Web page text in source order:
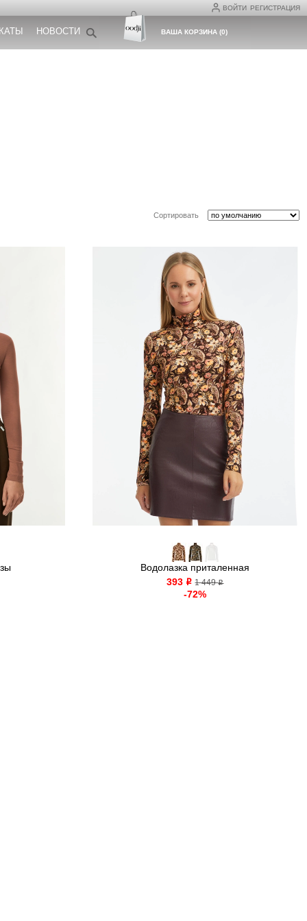
ВОЙТИ РЕГИСТРАЦИЯ
НОВОСТИ ВАША КОРЗИНА(0)
Сортировать
Водолазка приталенная
393 o 1 449o
-72%